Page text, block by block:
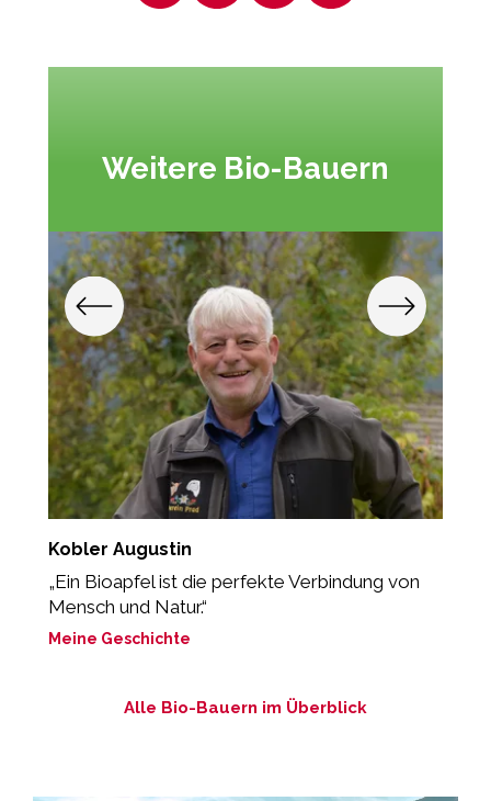
Weitere Bio-Bauern
Kobler Augustin
„Ein Bioapfel ist die perfekte Verbindung von
Mensch und Natur.“
Meine Geschichte
Alle Bio-Bauern im Überblick